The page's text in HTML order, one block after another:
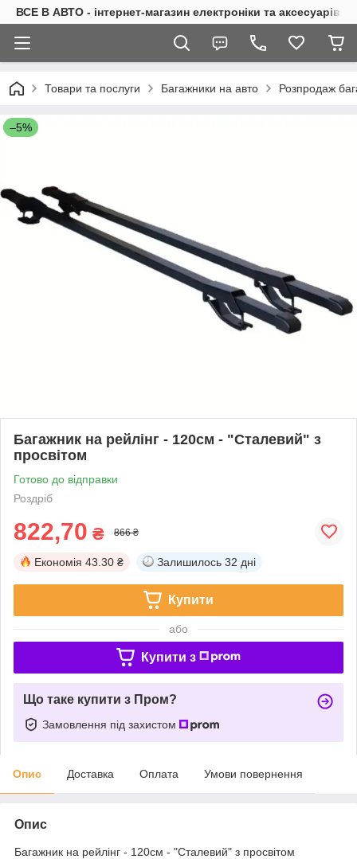
ВСЕ В АВТО - інтернет-магазин електроніки та аксесуарів в
Товари та послуги Багажники на авто Розпродаж
–5%
Багажник на рейлінг - 120см - "Сталевий" з
просвітом
Готово до відправки
Роздріб
822,70 ₴ 866 ₴
Економія 43.30 ₴ Залишилось 32 дні
Купити
або
Купити з
Що таке купити з Пром?
Замовлення під захистом
Опис Доставка Оплата Умови повернення
Опис
Багажник на рейлінг - 120см - "Сталевий" з просвітом